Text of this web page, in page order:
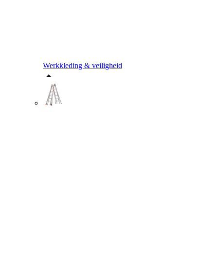
Werkkleding & veiligheid